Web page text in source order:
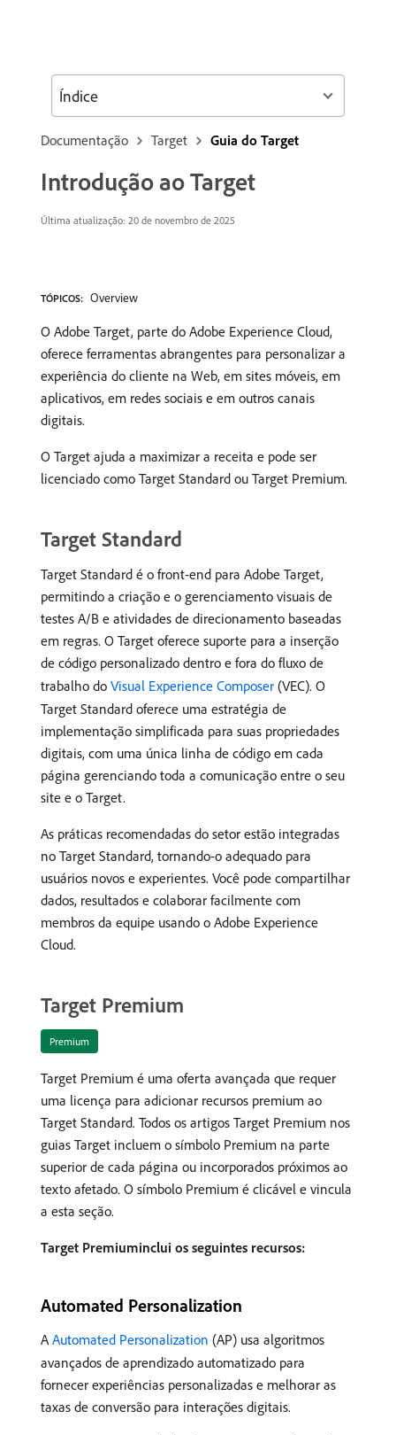
Documentação Target Guia do Target
Introdução ao Target
Última atualização: 20 de novembro de 2025
TÓPICOS: Overview
O Adobe Target, parte do Adobe Experience Cloud,
oferece ferramentas abrangentes para personalizar a
experiência do cliente na Web, em sites móveis, em
aplicativos, em redes sociais e em outros canais
digitais.
O Target ajuda a maximizar a receita e pode ser
licenciado como Target Standard ou Target Premium.
Target Standard
Target Standard é o front-end para Adobe Target,
permitindo a criação e o gerenciamento visuais de
testes A/B e atividades de direcionamento baseadas
em regras. O Target oferece suporte para a inserção
de código personalizado dentro e fora do fluxo de
trabalho do Visual Experience Composer (VEC). O
Target Standard oferece uma estratégia de
implementação simplificada para suas propriedades
digitais, com uma única linha de código em cada
página gerenciando toda a comunicação entre o seu
site e o Target.
As práticas recomendadas do setor estão integradas
no Target Standard, tornando-o adequado para
usuários novos e experientes. Você pode compartilhar
dados, resultados e colaborar facilmente com
membros da equipe usando o Adobe Experience
Cloud.
Target Premium
Premium
Target Premium é uma oferta avançada que requer
uma licença para adicionar recursos premium ao
Target Standard. Todos os artigos Target Premium nos
guias Target incluem o símbolo Premium na parte
superior de cada página ou incorporados próximos ao
texto afetado. O símbolo Premium é clicável e vincula
a esta seção.
Target Premiuminclui os seguintes recursos:
Automated Personalization
A Automated Personalization (AP) usa algoritmos
avançados de aprendizado automatizado para
fornecer experiências personalizadas e melhorar as
taxas de conversão para interações digitais.
Índice